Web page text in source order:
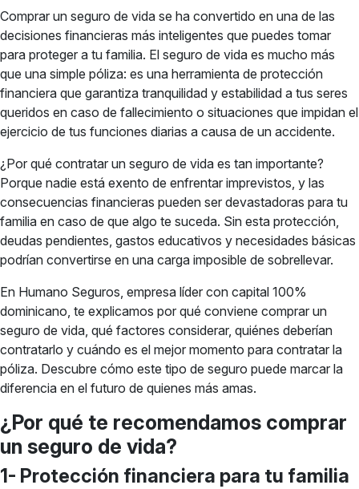
Comprar un seguro de vida se ha convertido en una de las
decisiones financieras más inteligentes que puedes tomar
para proteger a tu familia. El seguro de vida es mucho más
que una simple póliza: es una herramienta de protección
financiera que garantiza tranquilidad y estabilidad a tus seres
queridos en caso de fallecimiento o situaciones que impidan el
ejercicio de tus funciones diarias a causa de un accidente.
¿Por qué contratar un seguro de vida es tan importante?
Porque nadie está exento de enfrentar imprevistos, y las
consecuencias financieras pueden ser devastadoras para tu
familia en caso de que algo te suceda. Sin esta protección,
deudas pendientes, gastos educativos y necesidades básicas
podrían convertirse en una carga imposible de sobrellevar.
En Humano Seguros, empresa líder con capital 100%
dominicano, te explicamos por qué conviene comprar un
seguro de vida, qué factores considerar, quiénes deberían
contratarlo y cuándo es el mejor momento para contratar la
póliza. Descubre cómo este tipo de seguro puede marcar la
diferencia en el futuro de quienes más amas.
¿Por qué te recomendamos comprar
un seguro de vida?
1- Protección financiera para tu familia